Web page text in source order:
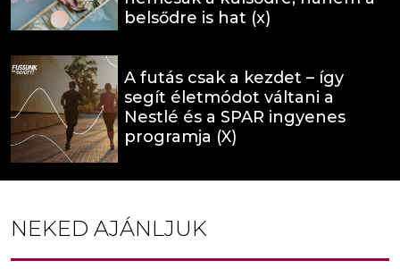
belsődre is hat (x)
A futás csak a kezdet – így
segít életmódot váltani a
Nestlé és a SPAR ingyenes
programja (X)
NEKED AJÁNLJUK